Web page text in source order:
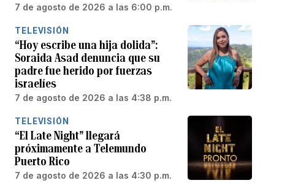
7 de agosto de 2026 a las 6:00 p.m.
TELEVISIÓN
“Hoy escribe una hija dolida”:
Soraida Asad denuncia que su
padre fue herido por fuerzas
israelíes
7 de agosto de 2026 a las 4:38 p.m.
TELEVISIÓN
“El Late Night” llegará
próximamente a Telemundo
Puerto Rico
7 de agosto de 2026 a las 4:30 p.m.